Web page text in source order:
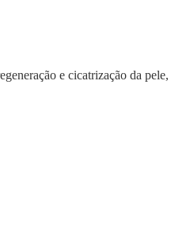
e cicatrização da